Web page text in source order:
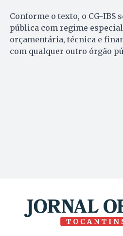
Conforme o texto, o CG-IBS
pública com regime
orçamentária, técnica e
com qualquer outro órgão